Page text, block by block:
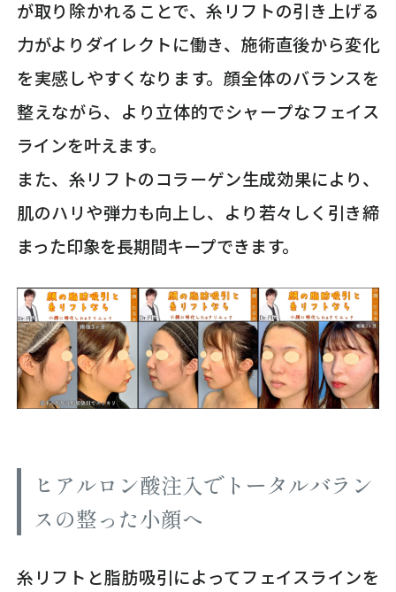
が取り除かれることで、糸リフトの引き上げる
力がよりダイレクトに働き、施術直後から変化
を実感しやすくなります。顔全体のバランスを
整えながら、より立体的でシャープなフェイス
ラインを叶えます。
また、糸リフトのコラーゲン生成効果により、
肌のハリや弾力も向上し、より若々しく引き締
まった印象を長期間キープできます。
ヒアルロン酸注入でトータルバラン
スの整った小顔へ
糸リフトと脂肪吸引によってフェイスラインを